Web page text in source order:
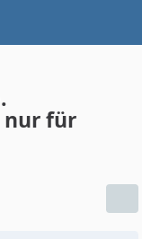
nur für